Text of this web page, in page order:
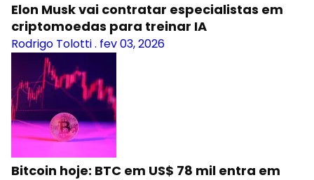
Elon Musk vai contratar especialistas em
criptomoedas para treinar IA
Rodrigo Tolotti. fev 03, 2026
Bitcoin hoje: BTC em US$ 78 mil entra em